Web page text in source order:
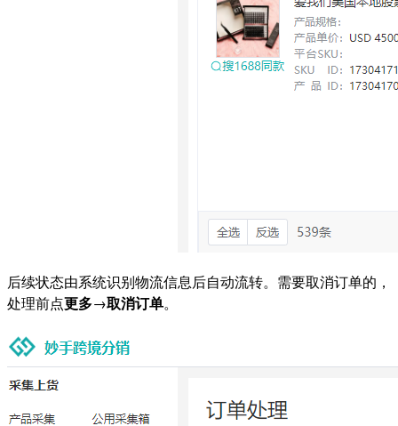
后续状态由系统识别物流信息后自动流转。需要取消订单的，
处理前点更多→取消订单。